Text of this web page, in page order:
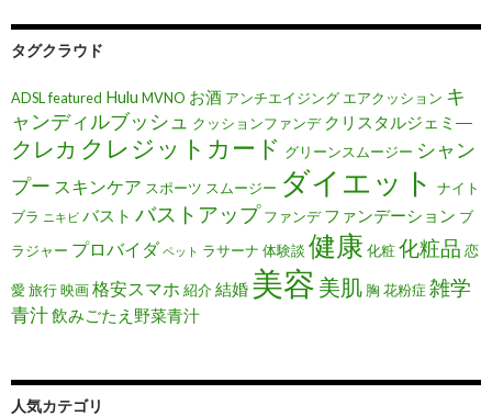
タグクラウド
ADSLfeatured Hulu MVNO お酒 アンチエイジング エアクッション キ
ャンディルブッシュ クッションファンデ クリスタルジェミ―
クレカ クレジットカード グリーンスムージー シャン
プー スキンケア スポーツ スムージー ダイエット
ナイト
ブラ ニキビ バスト バストアップ ファンデ ファンデーション ブ
ラジャー プロバイダ ペット ラサーナ 体験談 健康 化粧化粧品 恋
愛旅行映画格安スマホ 紹介結婚 美容 美肌 胸 花粉症 雑学
青汁飲みごたえ野菜青汁
人気カテゴリ